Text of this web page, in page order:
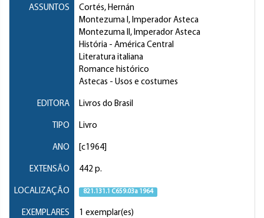
ASSUNTOS
Cortés, Hernán
Montezuma I, Imperador Asteca
Montezuma II, Imperador Asteca
História - América Central
Literatura italiana
Romance histórico
Astecas - Usos e costumes
EDITORA Livros do Brasil
TIPO Livro
ANO [c1964]
EXTENSÃO 442 p.
LOCALIZAÇÃO 821.131.1 C659.03a 1964
EXEMPLARES 1 exemplar(es)